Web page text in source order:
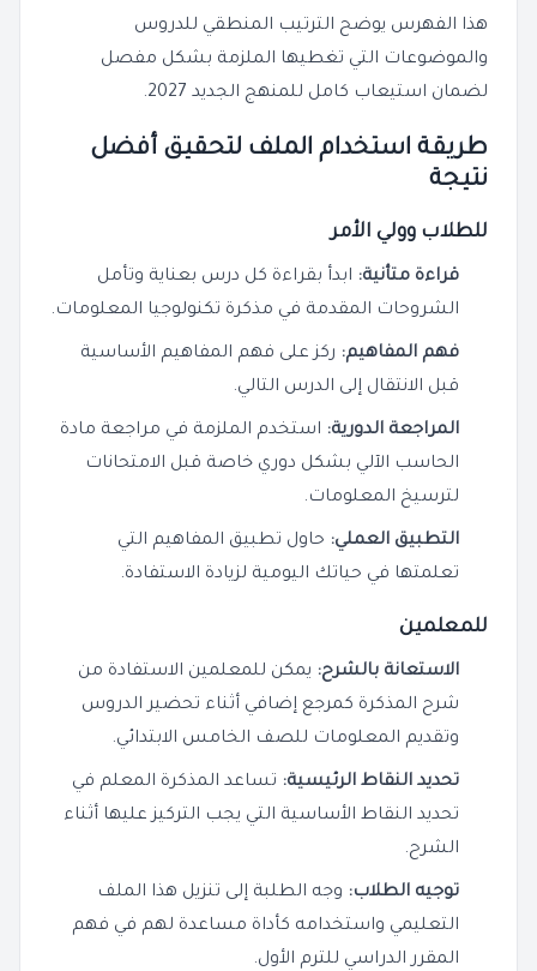
هذا الفهرس يوضح الترتيب المنطقي للدروس
والموضوعات التي تغطيها الملزمة بشكل مفصل
لضمان استيعاب كامل للمنهج الجديد 2027.
طريقة استخدام الملف لتحقيق أفضل
نتيجة
للطلاب وولي الأمر
قراءة متأنية: ابدأ بقراءة كل درس بعناية وتأمل
الشروحات المقدمة في مذكرة تكنولوجيا المعلومات.
فهم المفاهيم: ركز على فهم المفاهيم الأساسية
قبل الانتقال إلى الدرس التالي.
المراجعة الدورية: استخدم الملزمة في مراجعة مادة
الحاسب الآلي بشكل دوري خاصة قبل الامتحانات
لترسيخ المعلومات.
التطبيق العملي: حاول تطبيق المفاهيم التي
تعلمتها في حياتك اليومية لزيادة الاستفادة.
للمعلمين
الاستعانة بالشرح: يمكن للمعلمين الاستفادة من
شرح المذكرة كمرجع إضافي أثناء تحضير الدروس
وتقديم المعلومات للصف الخامس الابتدائي.
تحديد النقاط الرئيسية: تساعد المذكرة المعلم في
تحديد النقاط الأساسية التي يجب التركيز عليها أثناء
الشرح.
توجيه الطلاب: وجه الطلبة إلى تنزيل هذا الملف
التعليمي واستخدامه كأداة مساعدة لهم في فهم
المقرر الدراسي للترم الأول.